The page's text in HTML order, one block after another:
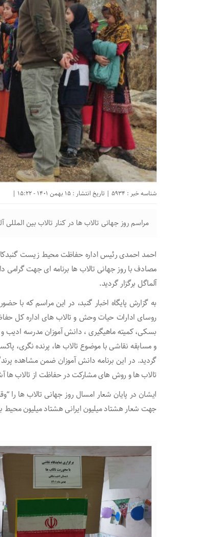
شناسه خبر : 5934 | تاریخ انتشار : 15 بهمن 1401 - 15:22 |
مراسم روز جهانی تالاب ها در کنار تالاب بین المللی
احمد احمدی رئیس اداره حفاظت محیط زيست
مصادف با روز جهانی تالاب ها برنامه ای جهت گرامی
آلماگل برگزار گردید.
به گزارش پایگاه اخبار گنبد، در این مراسم که
روسای ادارات حیات وحش و تالاب های اداره کل
بسکی، کمیته ماهیگیری ، دانش آموزان مدرسه ادیب و
و مسابقه نقاشی با موضوع تالاب ها، پرنده نگری،
گردید. در این برنامه دانش آموزان ضمن مشاهده
تالاب ها و روش های مشارکت در حفاظت از تالاب ها
ایشان در پایان شعار امسال روز جهانی تالاب ها را
جهت شعار هشتاد میلیون ایرانی هشتاد میلیون محیط